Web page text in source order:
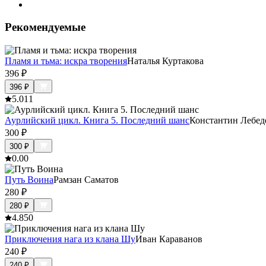
Рекомендуемые
Пламя и тьма: искра творенияНаталья Куртакова
396 ₽
396 ₽
5.011
Аурлийский цикл. Книга 5. Последний шансКонстантин
300 ₽
300 ₽
0.00
Путь ВоинаРамзан Саматов
280 ₽
280 ₽
4.850
Приключения нага из клана ШуИван Караванов
240 ₽